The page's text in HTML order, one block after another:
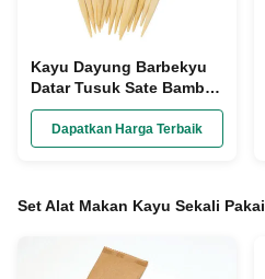
Kayu Dayung Barbekyu
Datar Tusuk Sate Bambu
BBQ Buah Kebab Sekali
Pakai
Dapatkan Harga Terbaik
Set Alat Makan Kayu Sekali Pakai